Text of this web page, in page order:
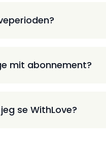
mit abonnement?
se WithLove?